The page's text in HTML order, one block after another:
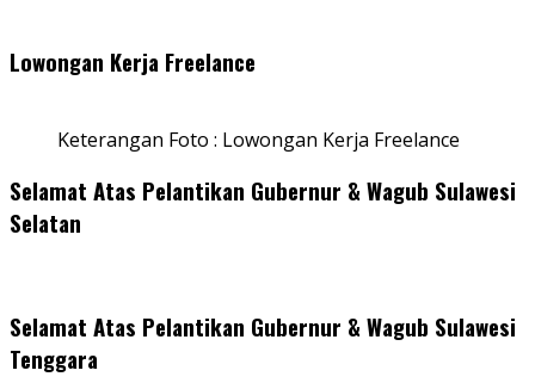
Lowongan Kerja Freelance
Keterangan Foto : Lowongan Kerja Freelance
Selamat Atas Pelantikan Gubernur & Wagub Sulawesi
Selatan
Selamat Atas Pelantikan Gubernur & Wagub Sulawesi
Tenggara